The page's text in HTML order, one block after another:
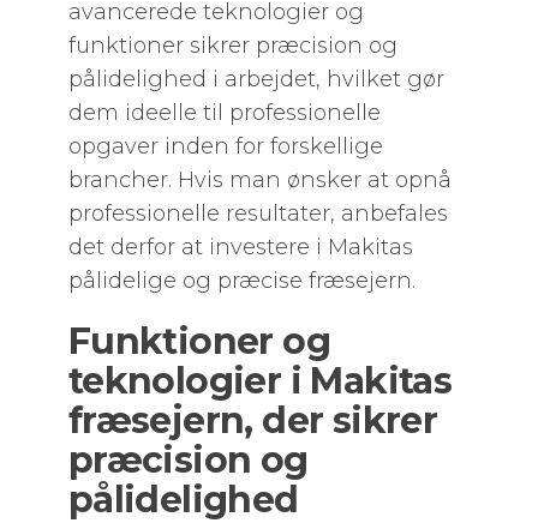
avancerede teknologier og
funktioner sikrer præcision og
pålidelighed i arbejdet, hvilket gør
dem ideelle til professionelle
opgaver inden for forskellige
brancher. Hvis man ønsker at opnå
professionelle resultater, anbefales
det derfor at investere i Makitas
pålidelige og præcise fræsejern.
Funktioner og
teknologier i Makitas
fræsejern, der sikrer
præcision og
pålidelighed